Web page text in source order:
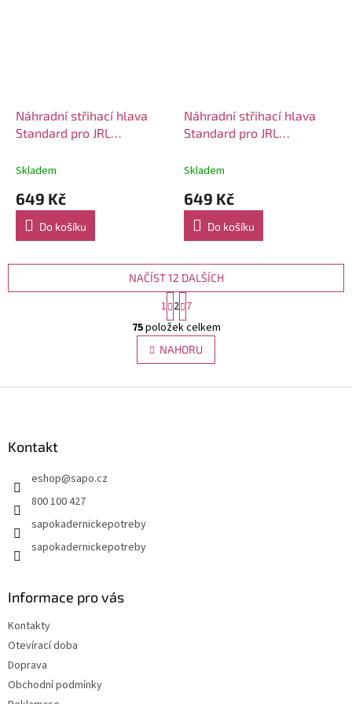
Náhradní střihací hlava
Standard pro JRL
(Gold)
Skladem
649 Kč
Do košíku
Náhradní střihací hlava
Standard pro JRL
Silver
Skladem
649 Kč
Do košíku
O
v
l
á
NAČÍST 12 DALŠÍCH
t
r
á
n
k
v
1 2 7
75položek celkem
NAHORU
Kontakt
eshop@sapo.cz
800 100 427
sapokadernickepotreby
sapokadernickepotreby
Informace pro vás
Kontakty
Otevírací doba
Doprava
Obchodní podmínky